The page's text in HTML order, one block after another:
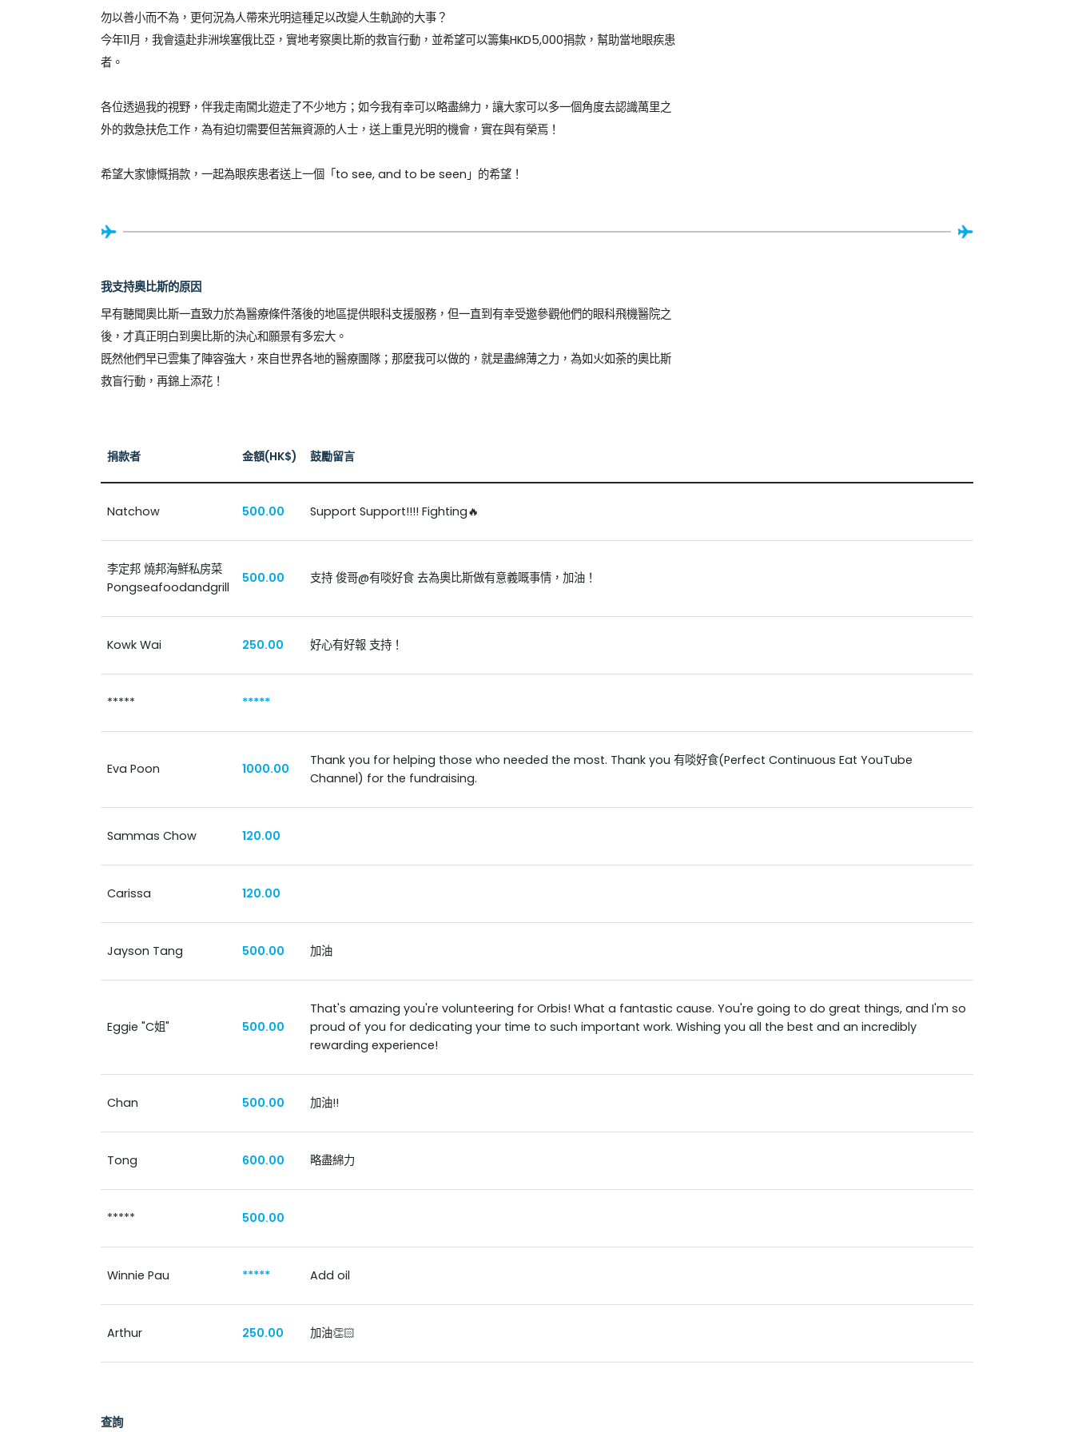
勿以善小而不為，更何況為人帶來光明這種足以改變人生軌跡的大事？
今年11月，我會遠赴非洲埃塞俄比亞，實地考察奧比斯的救盲行動，並希望可以籌集HKD5,000捐款，幫助當地眼疾患
者。
各位透過我的視野，伴我走南闖北遊走了不少地方；如今我有幸可以略盡綿力，讓大家可以多一個角度去認識萬里之
外的救急扶危工作，為有迫切需要但苦無資源的人士，送上重見光明的機會，實在與有榮焉！
希望大家慷慨捐款，一起為眼疾患者送上一個「to see, and to be seen」的希望！
我支持奧比斯的原因
早有聽聞奧比斯一直致力於為醫療條件落後的地區提供眼科支援服務，但一直到有幸受邀參觀他們的眼科飛機醫院之
後，才真正明白到奧比斯的決心和願景有多宏大。
既然他們早已雲集了陣容強大，來自世界各地的醫療團隊；那麼我可以做的，就是盡綿薄之力，為如火如荼的奧比斯
救盲行動，再錦上添花！
捐款者 金額(HK$) 鼓勵留言
Natchow 500.00 Support Support!!!! Fighting🔥
李定邦 燒邦海鮮私房菜
Pongseafoodandgrill
500.00 支持 俊哥@有啖好食 去為奧比斯做有意義嘅事情，加油！
Kowk Wai 250.00 好心有好報 支持！
***** *****
Eva Poon 1000.00
Thank you for helping those who needed the most. Thank you 有啖好食(Perfect Continuous Eat YouTube
Channel) for the fundraising.
Sammas Chow 120.00
Carissa 120.00
Jayson Tang 500.00 加油
Eggie "C姐" 500.00
That's amazing you're volunteering for Orbis! What a fantastic cause. You're going to do great things, and I'm so
proud of you for dedicating your time to such important work. Wishing you all the best and an incredibly
rewarding experience!
Chan 500.00 加油!!
Tong 600.00 略盡綿力
***** 500.00
Winnie Pau ***** Add oil
Arthur 250.00 加油👏🏻
查詢